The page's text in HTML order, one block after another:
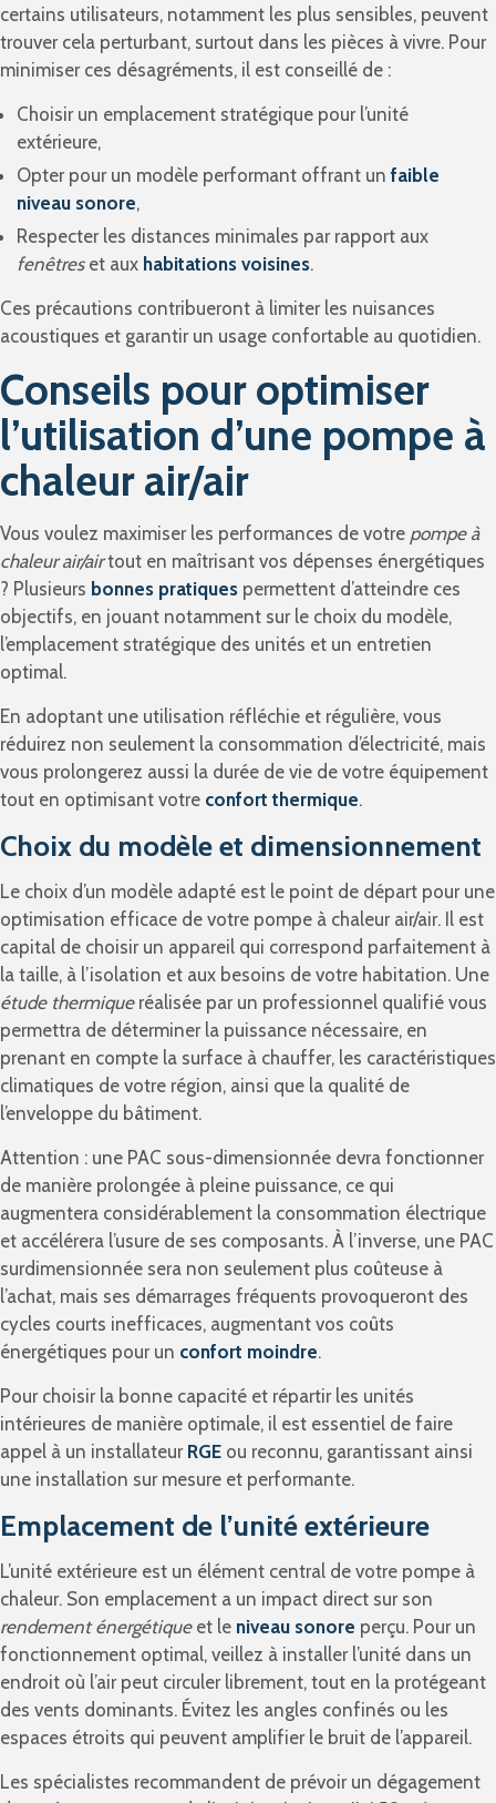
certains utilisateurs, notamment les plus sensibles, peuvent
trouver cela perturbant, surtout dans les pièces à vivre. Pour
minimiser ces désagréments, il est conseillé de :
Choisir un emplacement stratégique pour l’unité
extérieure,
Opter pour un modèle performant offrant unfaible
niveau sonore,
Respecter les distances minimales par rapport aux
fenêtreset aux habitations voisines.
Ces précautions contribueront à limiter les nuisances
acoustiques et garantir un usage confortable au quotidien.
Conseils pour optimiser
l’utilisation d’une pompe à
chaleur air/air
Vous voulez maximiser les performances de votre pompe à
chaleur air/airtout en maîtrisant vos dépenses énergétiques
? Plusieurs bonnes pratiques permettent d’atteindre ces
objectifs, en jouant notamment sur le choix du modèle,
l’emplacement stratégique des unités et un entretien
optimal.
En adoptant une utilisation réfléchie et régulière, vous
réduirez non seulement la consommation d’électricité, mais
vous prolongerez aussi la durée de vie de votre équipement
tout en optimisant votre confort thermique.
Choix du modèle et dimensionnement
Le choix d’un modèle adapté est le point de départ pour une
optimisation efficace de votre pompe à chaleur air/air. Il est
capital de choisir un appareil qui correspond parfaitement à
la taille, à l’isolation et aux besoins de votre habitation. Une
étude thermiqueréalisée par un professionnel qualifié vous
permettra de déterminer la puissance nécessaire, en
prenant en compte la surface à chauffer, les caractéristiques
climatiques de votre région, ainsi que la qualité de
l’enveloppe du bâtiment.
Attention : une PAC sous-dimensionnée devra fonctionner
de manière prolongée à pleine puissance, ce qui
augmentera considérablement la consommation électrique
et accélérera l’usure de ses composants. À l’inverse, une PAC
surdimensionnée sera non seulement plus coûteuse à
l’achat, mais ses démarrages fréquents provoqueront des
cycles courts inefficaces, augmentant vos coûts
énergétiques pour un confort moindre.
Pour choisir la bonne capacité et répartir les unités
intérieures de manière optimale, il est essentiel de faire
appel à un installateur RGE ou reconnu, garantissant ainsi
une installation sur mesure et performante.
Emplacement de l’unité extérieure
L’unité extérieure est un élément central de votre pompe à
chaleur. Son emplacement a un impact direct sur son
rendement énergétiqueet le niveau sonore perçu. Pour un
fonctionnement optimal, veillez à installer l’unité dans un
endroit où l’air peut circuler librement, tout en la protégeant
des vents dominants. Évitez les angles confinés ou les
espaces étroits qui peuvent amplifier le bruit de l’appareil.
Les spécialistes recommandent de prévoir un dégagement